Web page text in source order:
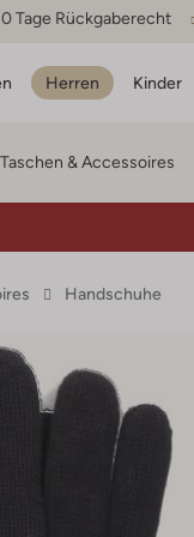
Tage Rückgaberecht
Herren Kinder
Taschen & Accessoires
Handschuhe